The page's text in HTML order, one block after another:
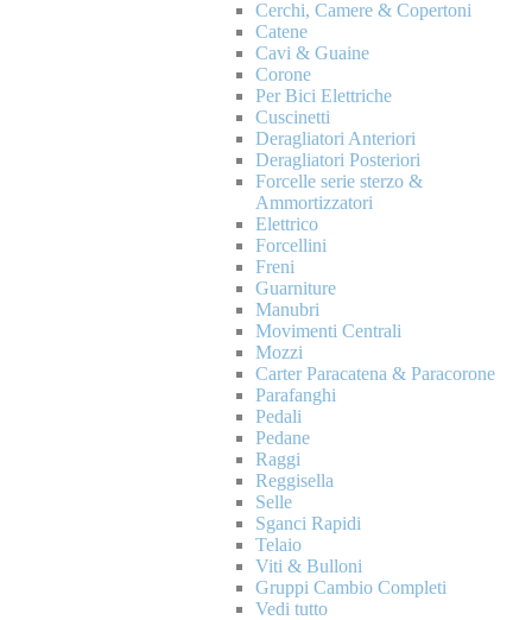
Cerchi, Camere & Copertoni
Catene
Cavi & Guaine
Corone
Per Bici Elettriche
Cuscinetti
Deragliatori Anteriori
Deragliatori Posteriori
Forcelle serie sterzo &
Ammortizzatori
Elettrico
Forcellini
Freni
Guarniture
Manubri
Movimenti Centrali
Mozzi
Carter Paracatena & Paracorone
Parafanghi
Pedali
Pedane
Raggi
Reggisella
Selle
Sganci Rapidi
Telaio
Viti & Bulloni
Gruppi Cambio Completi
Vedi tutto